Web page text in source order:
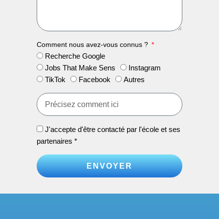
Comment nous avez-vous connus ?
Recherche Google
Jobs That Make Sens
Instagram
TikTok
Facebook Autres
J'accepte d'être contacté par l'école et ses
partenaires *
ENVOYER